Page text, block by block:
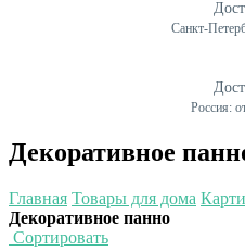
Декоративное
Главная Товары для дома
Декоративное панно
Сортировать